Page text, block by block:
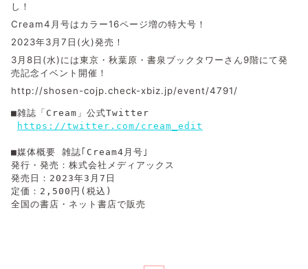
し！
Cream4月号はカラー16ページ増の特大号！
2023年3月7日(火)発売！
3月8日(水)には東京・秋葉原・書泉ブックタワーさん9階にて発
売記念イベント開催！
http://shosen-cojp.check-xbiz.jp/event/4791/
■雑誌「Cream」公式Twitter
https://twitter.com/cream_edit
■媒体概要 雑誌｢Cream4月号｣
発行・発売：株式会社メディアックス
発売日：2023年3月7日
定価：2,500円(税込)
全国の書店・ネット書店で販売